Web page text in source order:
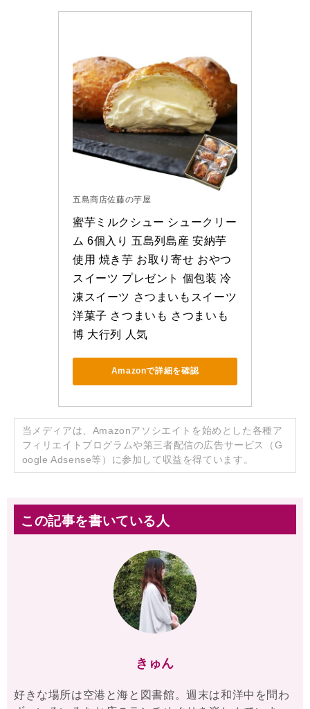
五島商店佐藤の芋屋
蜜芋ミルクシュー シュークリー
ム 6個入り 五島列島産 安納芋
使用 焼き芋 お取り寄せ おやつ
スイーツ プレゼント 個包装 冷
凍スイーツ さつまいもスイーツ
洋菓子 さつまいも さつまいも
博 大行列 人気
Amazonで詳細を確認
当メディアは、Amazonアソシエイトを始めとした各種ア
フィリエイトプログラムや第三者配信の広告サービス（G
oogle Adsense等）に参加して収益を得ています。
この記事を書いている人
きゅん
好きな場所は空港と海と図書館。週末は和洋中を問わ